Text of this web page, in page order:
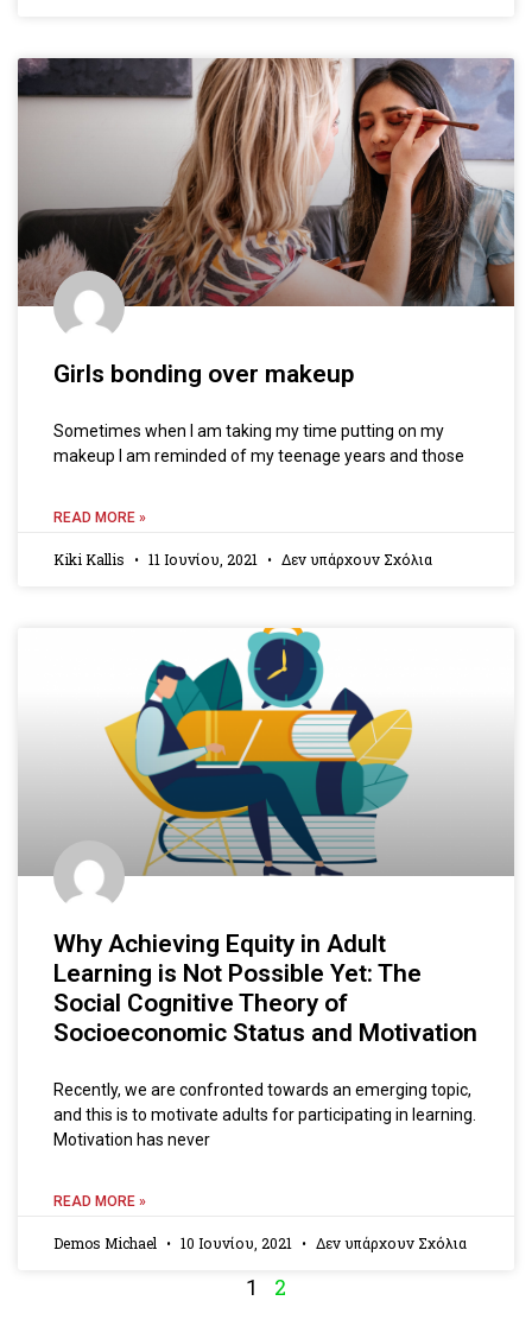
Girls bonding over makeup
Sometimes when I am taking my time putting on my
makeup I am reminded of my teenage years and those
READ MORE »
Kiki Kallis 11 Ιουνίου, 2021 Δεν υπάρχουν Σχόλια
Why Achieving Equity in Adult
Learning is Not Possible Yet: The
Social Cognitive Theory of
Socioeconomic Status and Motivation
Recently, we are confronted towards an emerging topic,
and this is to motivate adults for participating in learning.
Motivation has never
READ MORE »
Demos Michael 10 Ιουνίου, 2021 Δεν υπάρχουν Σχόλια
1 2